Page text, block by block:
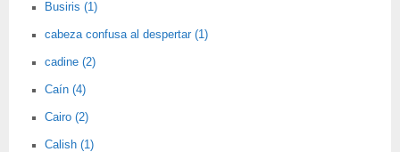
Busiris (1)
cabeza confusa al despertar (1)
cadine (2)
Caín (4)
Cairo (2)
Calish (1)